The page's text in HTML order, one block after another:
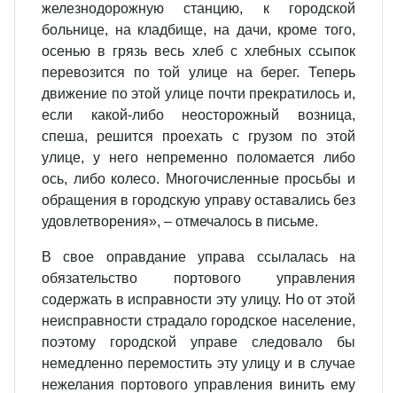
железнодорожную станцию, к городской
больнице, на кладбище, на дачи, кроме того,
осенью в грязь весь хлеб с хлебных ссыпок
перевозится по той улице на берег. Теперь
движение по этой улице почти прекратилось и,
если какой-либо неосторожный возница,
спеша, решится проехать с грузом по этой
улице, у него непременно поломается либо
ось, либо колесо. Многочисленные просьбы и
обращения в городскую управу оставались без
удовлетворения», – отмечалось в письме.
В свое оправдание управа ссылалась на
обязательство портового управления
содержать в исправности эту улицу. Но от этой
неисправности страдало городское население,
поэтому городской управе следовало бы
немедленно перемостить эту улицу и в случае
нежелания портового управления винить ему